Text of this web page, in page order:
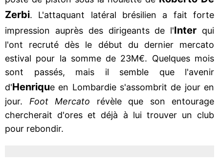
Zerbi. L'attaquant latéral brésilien a fait forte
impression auprès des dirigeants de l'Inter qui
l'ont recruté dès le début du dernier mercato
estival pour la somme de 23M€. Quelques mois
sont passés, mais il semble que l'avenir
d'Henrique en Lombardie s'assombrit de jour en
jour. Foot Mercato révèle que son entourage
chercherait d'ores et déjà à lui trouver un club
pour rebondir.